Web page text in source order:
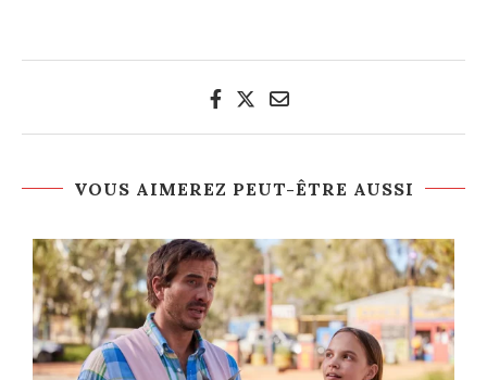
VOUS AIMEREZ PEUT-ÊTRE AUSSI